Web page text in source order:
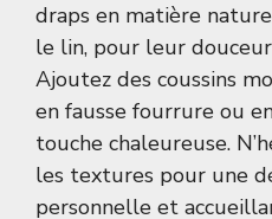
draps en matière
le lin, pour leur
Ajoutez des coussins
en fausse fourrure ou
touche chaleureuse.
les textures pour une
personnelle et